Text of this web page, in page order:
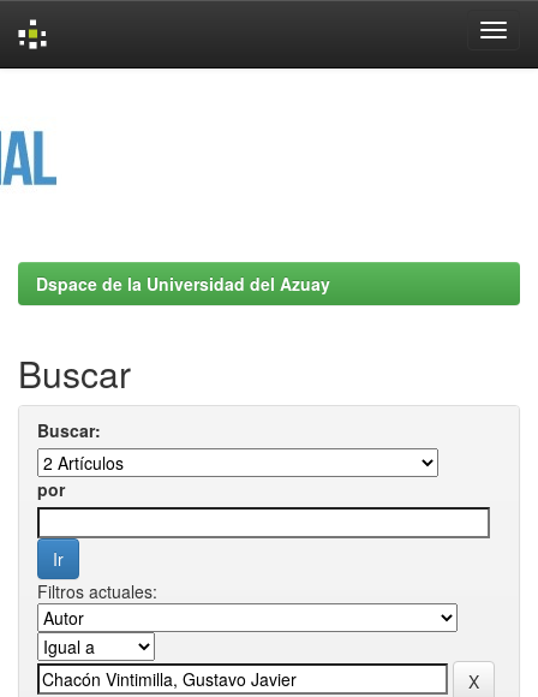
Dspace de la Universidad del Azuay
Buscar
Buscar:
por
Filtros actuales: